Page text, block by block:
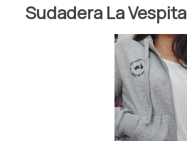
Sudadera La Vespita